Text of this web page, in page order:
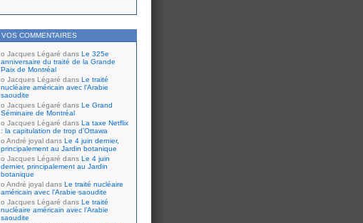
VOS COMMENTAIRES
Jacques Légaré dans Le 325e
anniversaire du traité de la Grande
Paix de Montréal
Jacques Légaré dans Le traité
nucléaire américain avec l’Arabie
saoudite
Jacques Légaré dans Le Grand
Séminaire de Montréal
Jacques Légaré dans La taxe Netflix
: la capitulation de trop d’Ottawa
André joyal dans Le 4 juin dernier,
principalement au Jardin botanique
Jacques Légaré dans Le 4 juin
dernier, principalement au Jardin
botanique
André joyal dans Le traité nucléaire
américain avec l’Arabie saoudite
Jacques Légaré dans Le traité
nucléaire américain avec l’Arabie
saoudite